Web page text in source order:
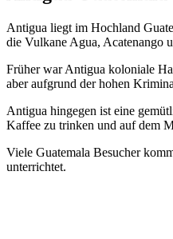
Antigua liegt im Hochland
die Vulkane Agua, Acatenango
Früher war Antigua koloniale
aber aufgrund der hohen
Antigua hingegen ist eine
Kaffee zu trinken und auf dem
Viele Guatemala Besucher
unterrichtet.